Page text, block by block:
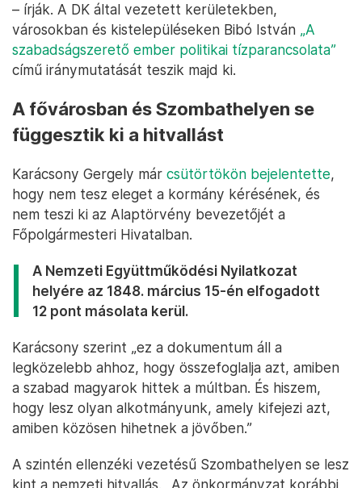
– írják. A DK által vezetett kerületekben,
városokban és kistelepüléseken Bibó István „A
szabadságszerető ember politikai tízparancsolata”
című iránymutatását teszik majd ki.
A fővárosban és Szombathelyen se
függesztik ki a hitvallást
Karácsony Gergely már csütörtökön bejelentette,
hogy nem tesz eleget a kormány kérésének, és
nem teszi ki az Alaptörvény bevezetőjét a
Főpolgármesteri Hivatalban.
A Nemzeti Együttműködési Nyilatkozat
helyére az 1848. március 15-én elfogadott
12 pont másolata kerül.
Karácsony szerint „ez a dokumentum áll a
legközelebb ahhoz, hogy összefoglalja azt, amiben
a szabad magyarok hittek a múltban. És hiszem,
hogy lesz olyan alkotmányunk, amely kifejezi azt,
amiben közösen hihetnek a jövőben.”
A szintén ellenzéki vezetésű Szombathelyen se lesz
kint a nemzeti hitvallás. „Az önkormányzat korábbi